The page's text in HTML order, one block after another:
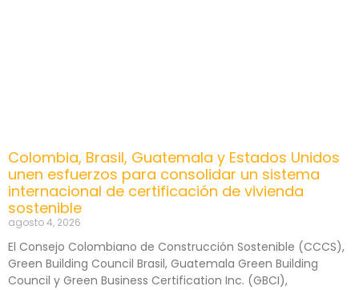
Colombia, Brasil, Guatemala y Estados Unidos
unen esfuerzos para consolidar un sistema
internacional de certificación de vivienda
sostenible
agosto 4, 2026
El Consejo Colombiano de Construcción Sostenible (CCCS),
Green Building Council Brasil, Guatemala Green Building
Council y Green Business Certification Inc. (GBCI),